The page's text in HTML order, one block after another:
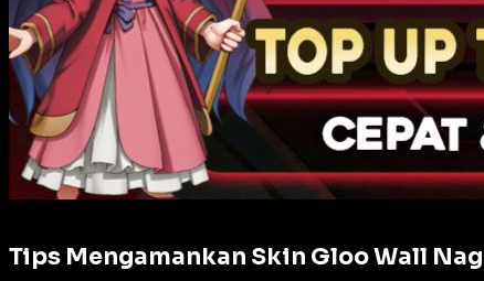
Tips Mengamankan Skin Gloo Wall